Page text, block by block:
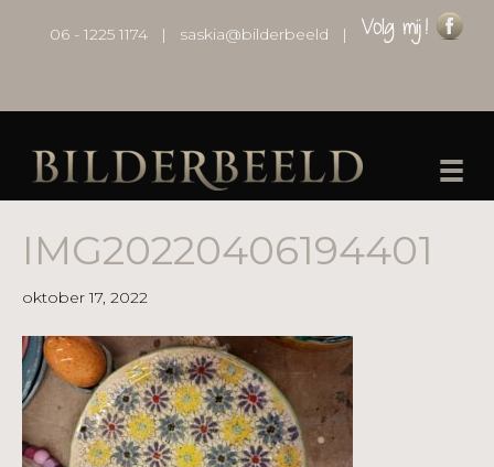
06 - 1225 1174 | saskia@bilderbeeld |
IMG20220406194401
oktober 17, 2022